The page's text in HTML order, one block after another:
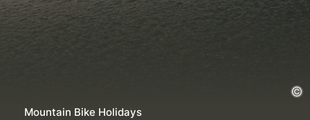
Mountain Bike Holidays